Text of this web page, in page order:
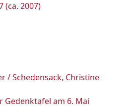
(ca. 2007)
/ Schedensack, Christine
am 6. Mai